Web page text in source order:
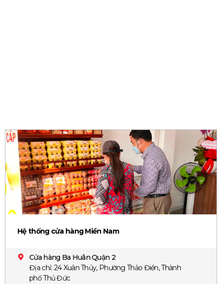
Hệ thống cửa hàng Miền Nam
Cửa hàng Ba Huân Quận 2
Địa chỉ: 24 Xuân Thủy, Phường Thảo Điền, Thành
phố Thủ Đức